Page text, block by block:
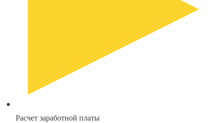
Расчет заработной платы